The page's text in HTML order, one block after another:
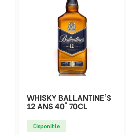
WHISKY BALLANTINE'S
12 ANS 40° 70CL
Disponible